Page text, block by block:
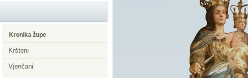
Kronika župe
Kršteni
Vjenčani